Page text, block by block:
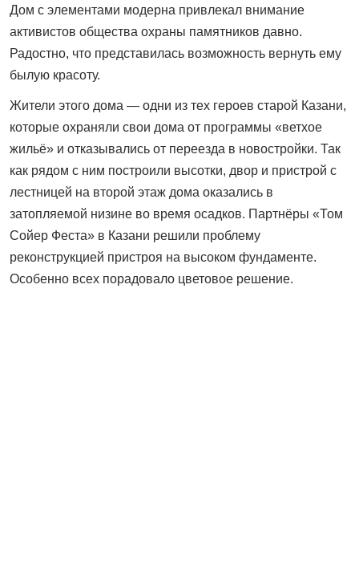
Дом с элементами модерна привлекал внимание
активистов общества охраны памятников давно.
Радостно, что представилась возможность вернуть ему
былую красоту.
Жители этого дома — одни из тех героев старой Казани,
которые охраняли свои дома от программы «ветхое
жильё» и отказывались от переезда в новостройки. Так
как рядом с ним построили высотки, двор и пристрой с
лестницей на второй этаж дома оказались в
затопляемой низине во время осадков. Партнёры «Том
Сойер Феста» в Казани решили проблему
реконструкцией пристроя на высоком фундаменте.
Особенно всех порадовало цветовое решение.